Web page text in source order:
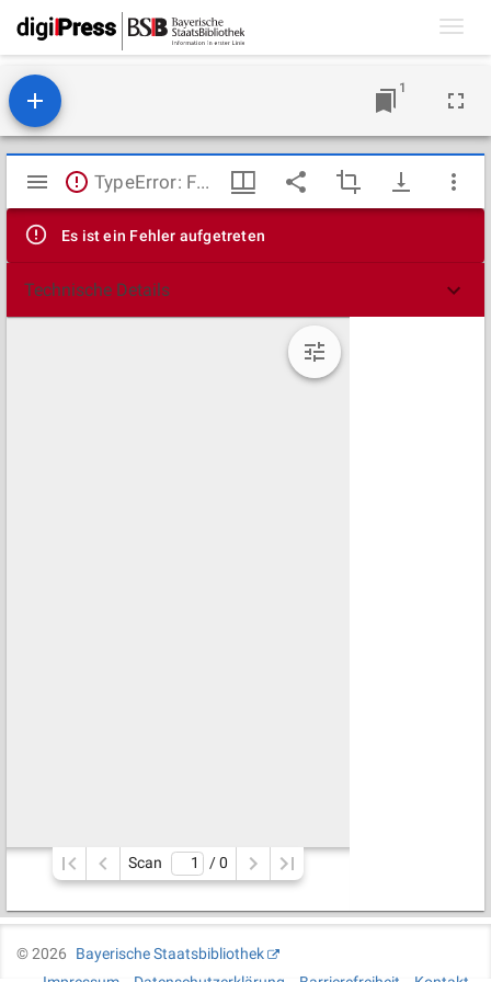
1
Mirador
Viewer
TypeError: Failed to fetch
Es ist ein Fehler aufgetreten
Technische Details
Scan / 0
©2026
Bayerische Staatsbibliothek